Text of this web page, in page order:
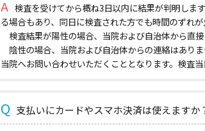
検査を受けてから概ね3日以内に結果が判明しま
る場合もあり、同日に検査された方でも時間のずれが
検査結果が陽性の場合、当院および自治体から直接
陰性の場合、当院および自治体からの連絡はあり
当院へお問い合わせいただくこととなります。検査
支払いにカードやスマホ決済は使えますか